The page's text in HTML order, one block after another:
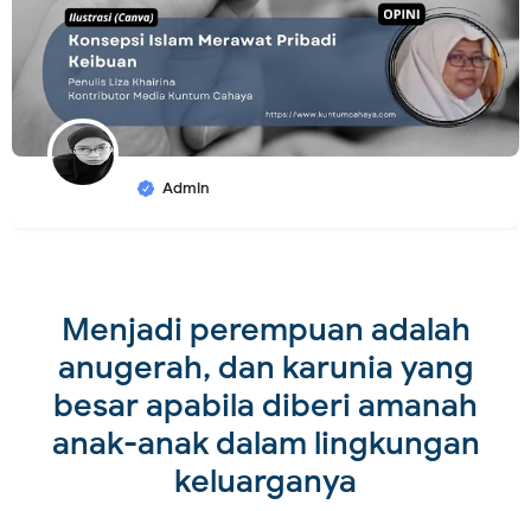
Admin
Menjadi perempuan adalah
anugerah, dan karunia yang
besar apabila diberi amanah
anak-anak dalam lingkungan
keluarganya